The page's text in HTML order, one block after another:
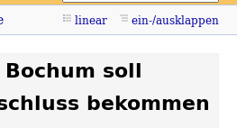
linear ein-/ausklappen
soll
bekommen